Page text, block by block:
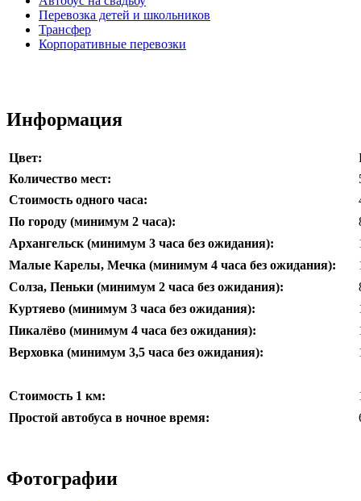
Перевозка детей и школьников
Трансфер
Корпоративные перевозки
Информация
Цвет:
Количество мест:
Стоимость одного часа:
По городу (минимум 2 часа):
Архангельск (минимум 3 часа без ожидания):
Малые Карелы, Мечка (минимум 4 часа без ожидания):
Солза, Пеньки (минимум 2 часа без ожидания):
Куртяево (минимум 3 часа без ожидания):
Пикалёво (минимум 4 часа без ожидания):
Верховка (минимум 3,5 часа без ожидания):
Стоимость 1 км:
Простой автобуса в ночное время:
Фотографии